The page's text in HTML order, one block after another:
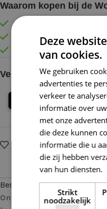
Waarom kopen bij de
Lage verzendkosten
Gratis verzonden vanaf
Vóór 16:30 besteld =
Veilig online betalen
Op verlanglijstje
Beschrijving
Ontdek Handwerkplezier
Deze
van cookies.
We gebruiken
advertenties te
verkeer te
informatie over
met onze
die deze kunnen
informatie die u
die zij hebben
van hun diensten.
Strikt
noodzakelijk